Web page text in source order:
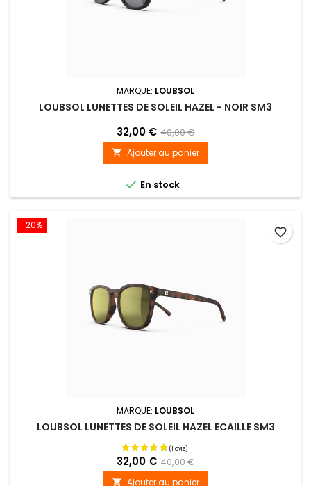
MARQUE: LOUBSOL
LOUBSOL LUNETTES DE SOLEIL HAZEL - NOIR SM3
32,00 € 40,00 €
 Ajouter au panier
 En stock
-20%
MARQUE: LOUBSOL
LOUBSOL LUNETTES DE SOLEIL HAZEL ECAILLE SM3
32,00 € 40,00 €
 Ajouter au panier
favorite_border